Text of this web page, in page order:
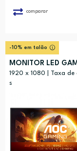
comparar
-10% em talão
MONITOR LED
1920 x 1080 | Taxa de
s